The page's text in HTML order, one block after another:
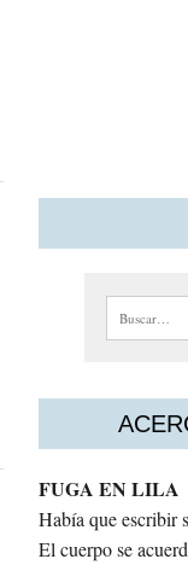
Buscar:
FUGA EN LILA
Había que escribir
El cuerpo se